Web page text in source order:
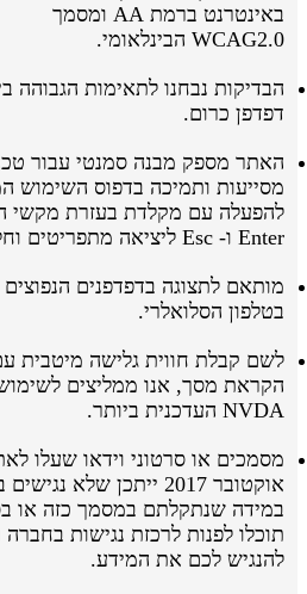
באינטרנט ברמת AA ומסמך
WCAG2.0 הבינלאומי.
הבדיקות נבחנו לתאימות הגבוהה
דפדפן כרום.
האתר מספק מבנה סמנטי עבור
מסייעות ותמיכה בדפוס השימוש
להפעלה עם מקלדת בעזרת מקשי
Enter ו- Esc ליציאה מתפריטים וחלונות.
מותאם לתצוגה בדפדפנים הנפוצים
בטלפון הסלואלרי.
לשם קבלת חווית גלישה מיטבית עם
הקראת מסך, אנו ממליצים לשימוש
NVDA העדכנית ביותר.
מסמכים או סרטוני וידאו שעלו לאתר
אוקטובר 2017 ייתכן שלא
במידה שנתקלתם במסמך כזה או
תוכלו לפנות לרכזת נגישות בחברה
להנגיש לכם את המידע.